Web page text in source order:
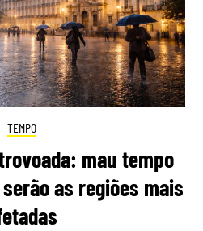
TEMPO
mau tempo
as regiões mais